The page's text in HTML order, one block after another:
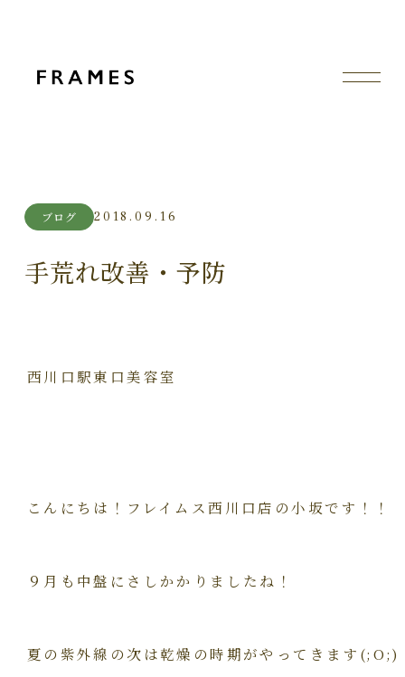
ブログ 2018.09.16
手荒れ改善・予防
西川口駅東口美容室
こんにちは！フレイムス西川口店の小坂です！！
９月も中盤にさしかかりましたね！
夏の紫外線の次は乾燥の時期がやってきます(;O;)